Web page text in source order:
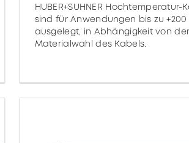
HUBER+SUHNER Hochtemperatur-
sind für Anwendungen bis zu +200
ausgelegt, in Abhängigkeit von
Materialwahl des Kabels.